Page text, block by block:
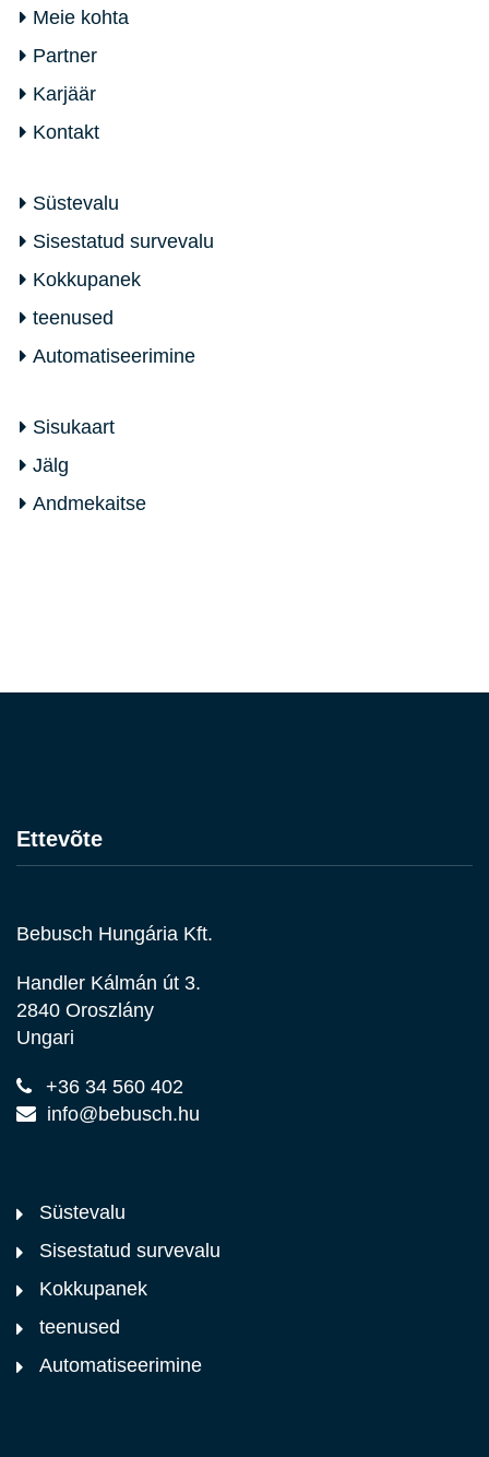
Meie kohta
Partner
Karjäär
Kontakt
Süstevalu
Sisestatud survevalu
Kokkupanek
teenused
Automatiseerimine
Sisukaart
Jälg
Andmekaitse
Ettevõte
Bebusch Hungária Kft.
Handler Kálmán út 3.
2840 Oroszlány
Ungari
+36 34 560 402
info@bebusch.hu
Süstevalu
Sisestatud survevalu
Kokkupanek
teenused
Automatiseerimine